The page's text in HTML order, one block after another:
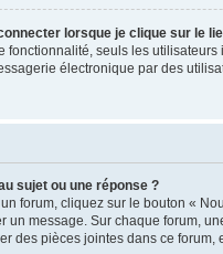
lorsque je clique sur le
fonctionnalité, seuls les
électronique par des
sujet ou une réponse ?
forum, cliquez sur le bouton «
un message. Sur chaque forum,
des pièces jointes dans ce forum,